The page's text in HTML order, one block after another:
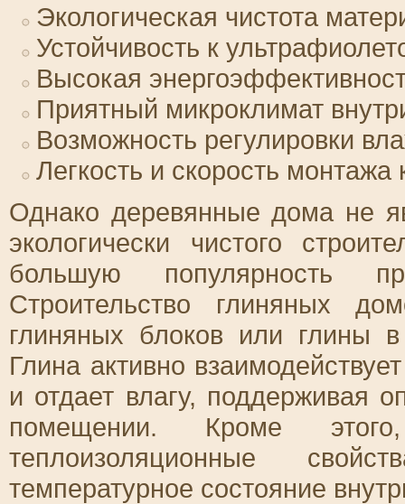
Экологическая чистота
Устойчивость к
Высокая
Приятный микроклимат
Возможность регулировки
Легкость и скорость монтажа
Однако деревянные дома не
экологически чистого
большую популярность
Строительство глиняных
глиняных блоков или глины
Глина активно
и отдает влагу, поддерживая
помещении. Кроме
теплоизоляционные
температурное состояние